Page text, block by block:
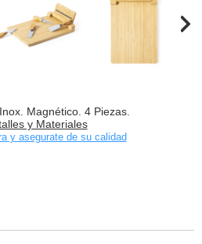
Magnético. 4 Piezas.
y Materiales
y asegurate de su calidad